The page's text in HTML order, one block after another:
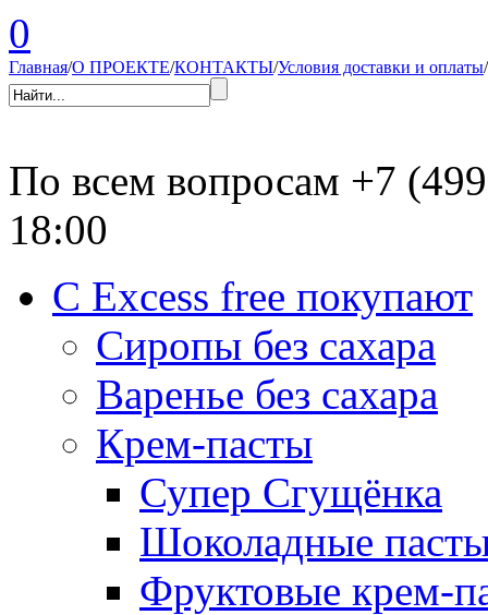
0
Главная/О ПРОЕКТЕ/КОНТАКТЫ/Условия доставки и оплаты/
По всем вопросам +7
18:00
С Excess free покупают
Сиропы без сахара
Варенье без сахара
Крем-пасты
Супер Сгущёнка
Шоколадные
Фруктовые крем-